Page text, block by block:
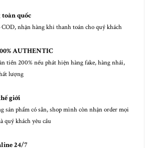
toàn quốc
nhận hàng khi thanh toán cho quý khách
AUTHENTIC
tiền 200% nếu phát hiện hàng fake, hàng nhái,
lượng
giới
sản phẩm có sẵn, shop mình còn nhận order mọi
quý khách yêu cầu
24/7